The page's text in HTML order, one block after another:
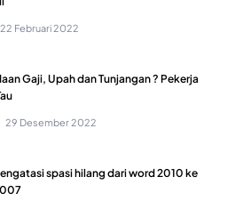
22 Februari 2022
Gaji, Upah dan Tunjangan ? Pekerja
29 Desember 2022
spasi hilang dari word 2010 ke